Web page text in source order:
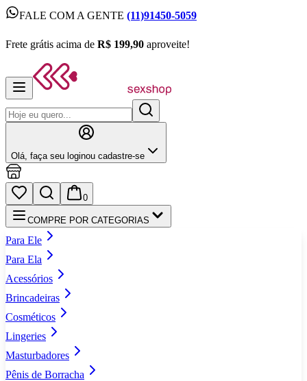
FALE COM A GENTE (11)91450-5059
Frete grátis acima de R$ 199,90 aproveite!
Olá, faça seu loginou cadastre‑se
0
COMPRE POR CATEGORIAS
Para Ele
Para Ela
Acessórios
Brincadeiras
Cosméticos
Lingeries
Masturbadores
Pênis de Borracha